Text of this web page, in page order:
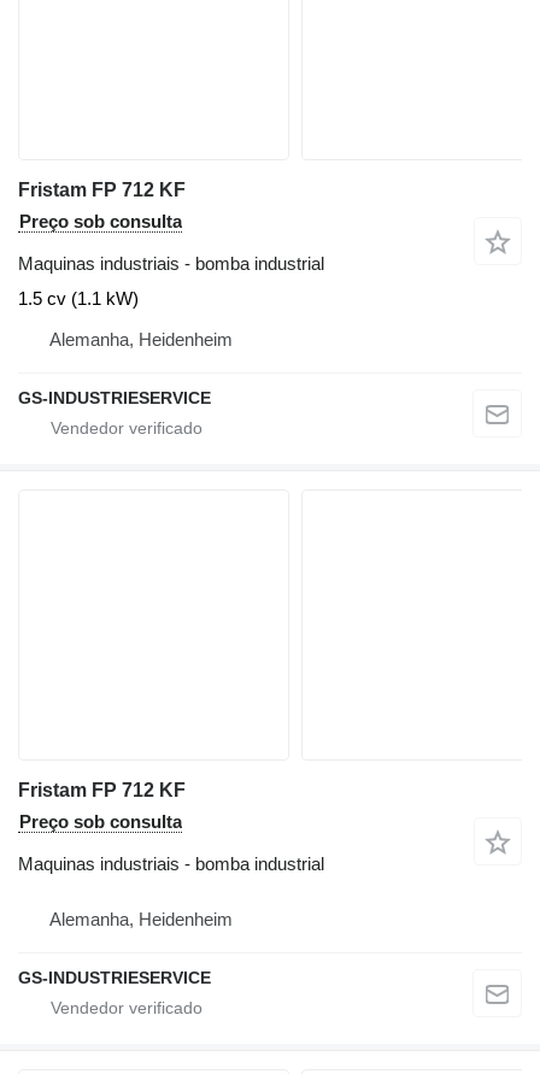
Fristam FP 712 KF
Preço sob consulta
Maquinas industriais - bomba industrial
1.5 cv (1.1 kW)
Alemanha, Heidenheim
GS-INDUSTRIESERVICE
Fristam FP 712 KF
Preço sob consulta
Maquinas industriais - bomba industrial
Alemanha, Heidenheim
GS-INDUSTRIESERVICE